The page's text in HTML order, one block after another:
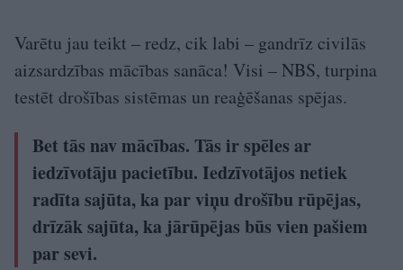
Varētu jau teikt – redz, cik labi – gandrīz civilās
aizsardzības mācības sanāca! Visi – NBS, turpina
testēt drošības sistēmas un reaģēšanas spējas.
Bet tās nav mācības. Tās ir spēles ar
iedzīvotāju pacietību. Iedzīvotājos netiek
radīta sajūta, ka par viņu drošību rūpējas,
drīzāk sajūta, ka jārūpējas būs vien pašiem
par sevi.